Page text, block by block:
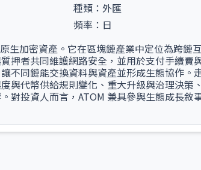
種類：外匯
頻率： 日
生加密資產。它在區塊鏈產業中定位為跨鏈
押者共同維護網路安全，並用於支付手續費
不同鏈能交換資料與資產並形成生態協作。
與代幣供給規則變化、重大升級與治理決策
對投資人而言，ATOM 兼具參與生態成長敘